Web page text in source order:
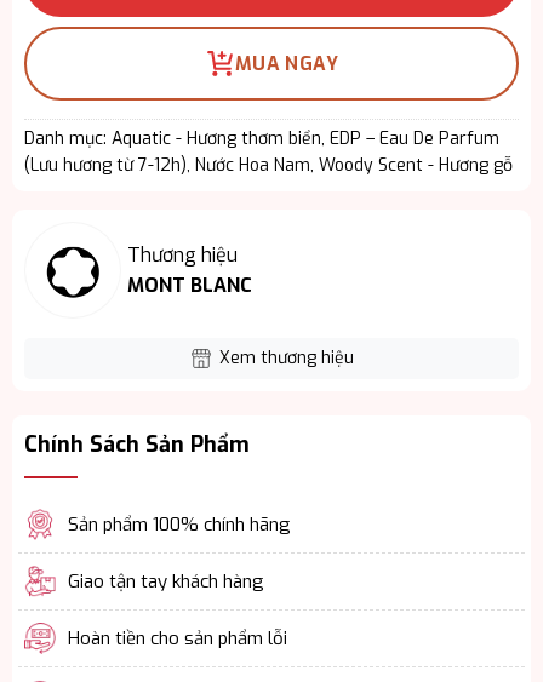
MUA NGAY
Danh mục: Aquatic - Hương thơm biển, EDP – Eau De Parfum
(Lưu hương từ 7-12h), Nước Hoa Nam, Woody Scent - Hương gỗ
Thương hiệu
MONT BLANC
Xem thương hiệu
Chính Sách Sản Phẩm
Sản phẩm 100% chính hãng
Giao tận tay khách hàng
Hoàn tiền cho sản phẩm lỗi